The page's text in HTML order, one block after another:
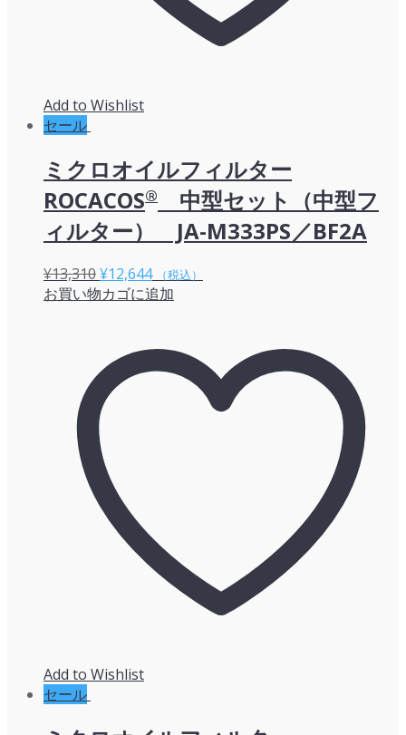
Add to Wishlist
セール
ミクロオイルフィルター
ROCACOS®
中型セット（中型フ
ィルター） JA-M333PS／BF2A
¥13,310元
の
は
¥13,310
で
し
た。
¥12,644現
在
格
は
¥12,644
（税込）
お買い物カゴに追加
Add to Wishlist
セール